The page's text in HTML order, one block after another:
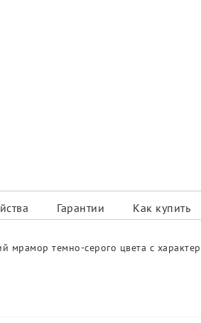
Гарантии Как купить
мрамор темно-серого цвета с